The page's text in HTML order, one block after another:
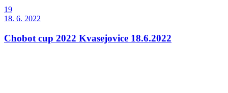
19
18. 6. 2022
Chobot cup 2022 Kvasejovice 18.6.2022